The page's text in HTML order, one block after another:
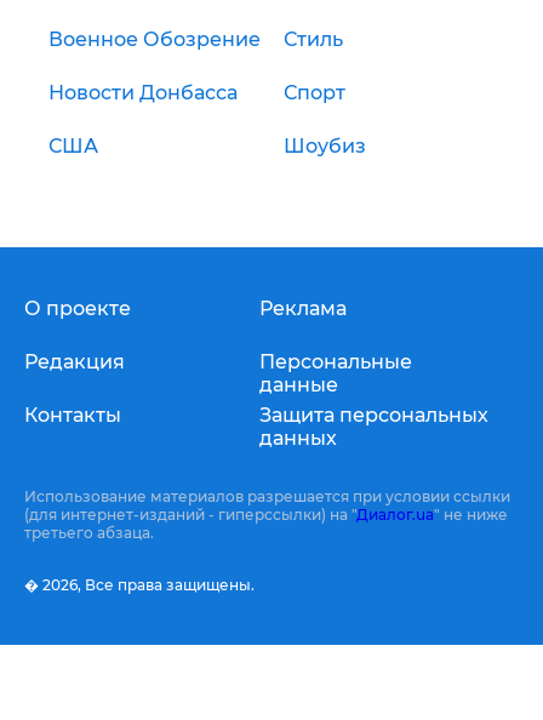
Военное Обозрение Стиль
Новости Донбасса Спорт
США Шоубиз
О проекте
Редакция
Контакты
Реклама
Персональные
данные
Защита персональных
данных
Использование материалов разрешается при условии ссылки
(для интернет-изданий - гиперссылки) на "Диалог.ua" не ниже
третьего абзаца.
� 2026, Все права защищены.